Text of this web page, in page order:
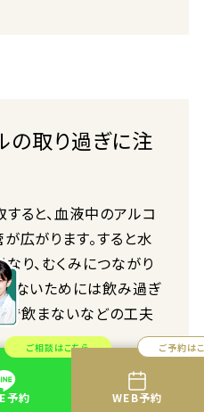
ご相談はこちら
予約
ご予約は
WEB予約
の取り過ぎに注
ると、血液中のアルコ
広がります。すると水
り、むくみにつながり
ないためには飲み過ぎ
で飲まないなどの工夫
体の中に水分がたまりや
事やスナック菓子など